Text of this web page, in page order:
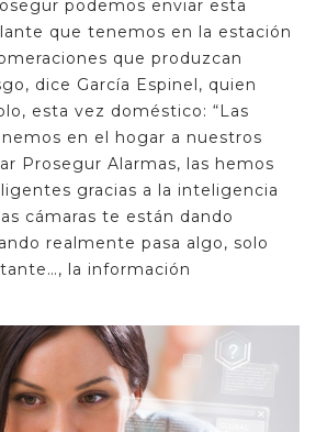
podemos enviar esta
que tenemos en la estación
que produzcan
dice García Espinel, quien
esta vez doméstico: “Las
en el hogar a nuestros
Prosegur Alarmas, las hemos
gracias a la inteligencia
cámaras te están dando
realmente pasa algo, solo
la información